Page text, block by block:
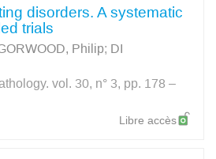
disorders. A systematic
trials
Philip; DI
vol. 30, n° 3, pp. 178 –
Libre accès